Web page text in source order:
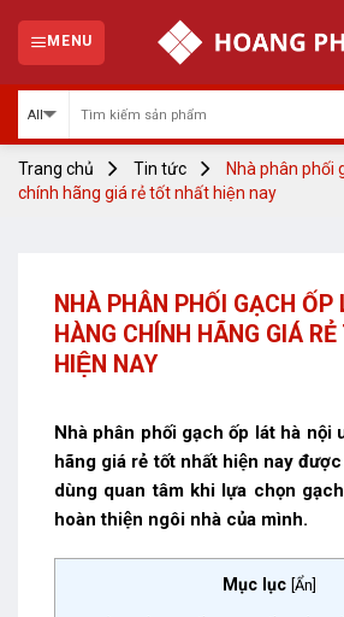
content
MENU
Trang chủ Tin tức
Nhà phân phối
chính hãng giá rẻ tốt nhất hiện nay
NHÀ PHÂN PHỐI GẠCH ỐP
HÀNG CHÍNH HÃNG GIÁ
HIỆN NAY
Nhà phân phối gạch ốp lát hà nội
hãng giá rẻ tốt nhất hiện nay
dùng quan tâm khi lựa chọn
hoàn thiện ngôi nhà của mình.
Mục lục Ẩn